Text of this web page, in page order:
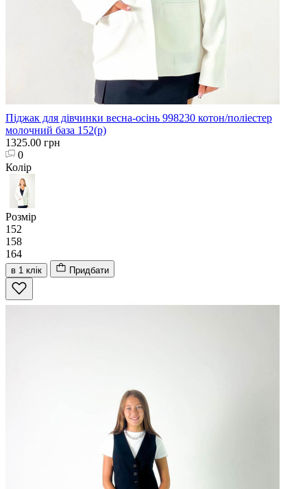
Піджак для дівчинки весна-осінь 998230 котон/поліестер
молочний база 152(р)
1325.00 грн
0
Колір
Розмір
152
158
164
в 1 клік Придбати